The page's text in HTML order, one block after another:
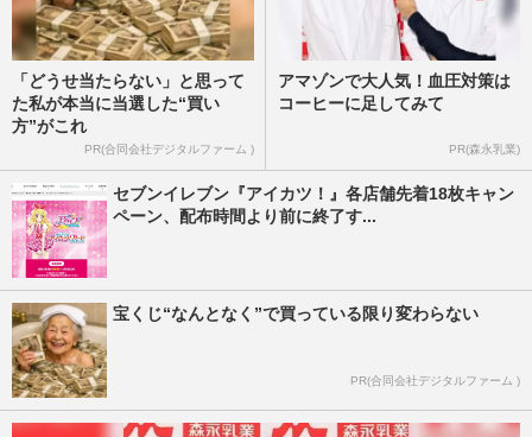
「どうせ当たらない」と思って
た私が本当に当選した“買い
方”がこれ
PR(合同会社デジタルファーム )
アマゾンで大人気！血圧対策は
コーヒーに足してみて
PR(森永乳業)
セブンイレブン『アイカツ！』各店舗先着18枚キャン
ペーン、配布時間より前に終了す...
宝くじ“なんとなく”で買っている限り変わらない
PR(合同会社デジタルファーム )